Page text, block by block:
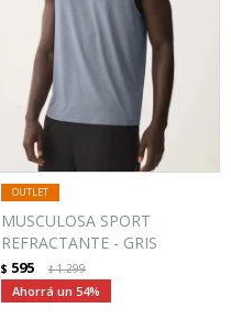
MUSCULOSA SPORT
REFRACTANTE - GRIS
$ 595 $1.299
54